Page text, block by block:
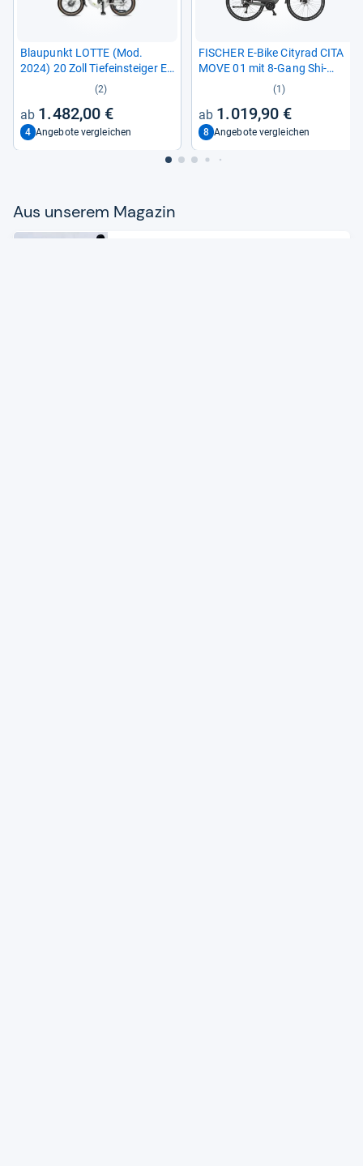
Blau­punkt LOTTE (Mod.
2024) 20 Zoll Tiefein­stei­ger E-​
(2)
1.482,00 €
4 Angebote vergleichen
FISCHER E-​Bike City­rad CITA
MOVE 01 mit 8-​Gang Shi­
mano Schal­tung
(1)
1.019,90 €
8 Angebote vergleichen
Aus unse­rem Maga­zin